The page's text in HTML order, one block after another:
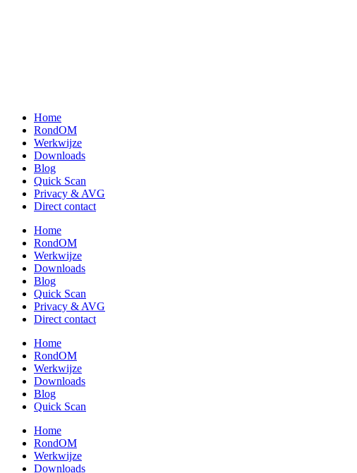
Home
RondOM
Werkwijze
Downloads
Blog
Quick Scan
Privacy & AVG
Direct contact
Home
RondOM
Werkwijze
Downloads
Blog
Quick Scan
Privacy & AVG
Direct contact
Home
RondOM
Werkwijze
Downloads
Blog
Quick Scan
Home
RondOM
Werkwijze
Downloads